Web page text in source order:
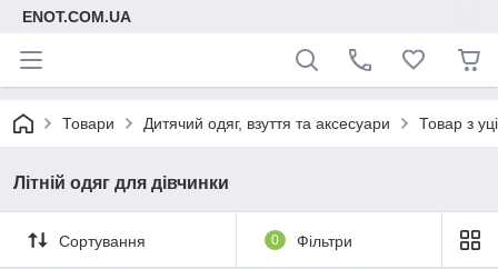
ENOT.COM.UA
Товари Дитячий одяг, взуття та аксесуари Товар з
Літній одяг для дівчинки
Сортування 0 Фільтри